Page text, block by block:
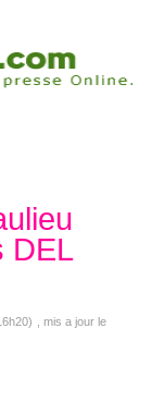
DEL
, mis a jour le